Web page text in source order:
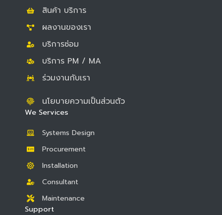
สินค้า บริการ
ผลงานของเรา
บริการซ่อม
บริการ PM / MA
ร่วมงานกับเรา
นโยบายความเป็นส่วนตัว
We Services
Systems Design
Procurement
Installation
Consultant
Maintenance
Support